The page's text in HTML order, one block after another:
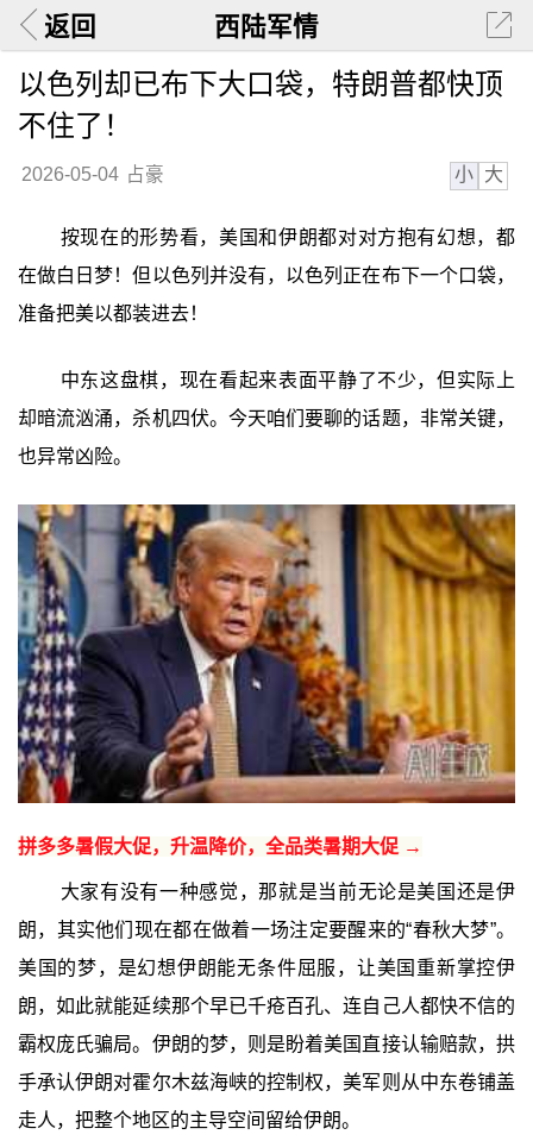
返回 西陆军情
以色列却已布下大口袋，特朗普都快顶
不住了！
2026-05-04 占豪 小 大
按现在的形势看，美国和伊朗都对对方抱有幻想，都
在做白日梦！但以色列并没有，以色列正在布下一个口袋，
准备把美以都装进去！
中东这盘棋，现在看起来表面平静了不少，但实际上
却暗流汹涌，杀机四伏。今天咱们要聊的话题，非常关键，
也异常凶险。
拼多多暑假大促，升温降价，全品类暑期大促 →
大家有没有一种感觉，那就是当前无论是美国还是伊
朗，其实他们现在都在做着一场注定要醒来的“春秋大梦”。
美国的梦，是幻想伊朗能无条件屈服，让美国重新掌控伊
朗，如此就能延续那个早已千疮百孔、连自己人都快不信的
霸权庞氏骗局。伊朗的梦，则是盼着美国直接认输赔款，拱
手承认伊朗对霍尔木兹海峡的控制权，美军则从中东卷铺盖
走人，把整个地区的主导空间留给伊朗。